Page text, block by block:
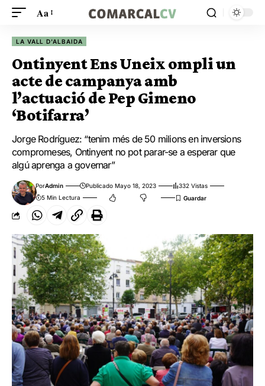
Aa
LA VALL D'ALBAIDA
Ontinyent Ens Uneix ompli un
acte de campanya amb
l’actuació de Pep Gimeno
‘Botifarra’
Jorge Rodríguez: “tenim més de 50 milions en inversions
compromeses, Ontinyent no pot parar-se a esperar que
algú aprenga a governar”
PorAdmin Publicado Mayo 18, 2023
332 Vistas
5 Min Lectura